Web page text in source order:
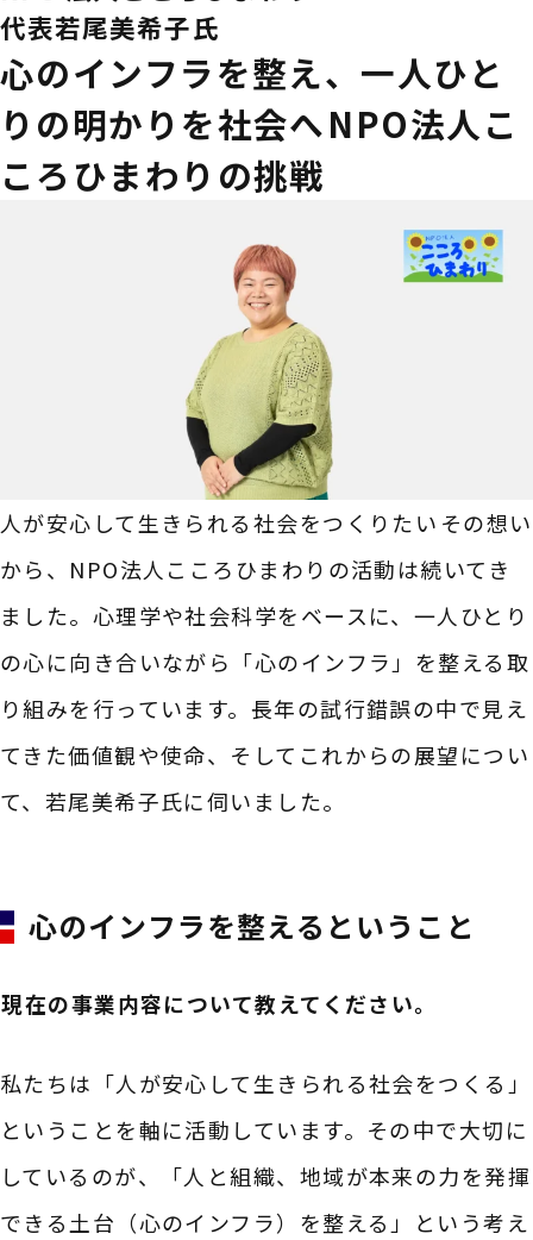
代表若尾美希子氏
心のインフラを整え、一人ひと
りの明かりを社会へ――NPO法人こ
ころひまわりの挑戦
人が安心して生きられる社会をつくりたい――その想い
から、NPO法人こころひまわりの活動は続いてき
ました。心理学や社会科学をベースに、一人ひとり
の心に向き合いながら「心のインフラ」を整える取
り組みを行っています。長年の試行錯誤の中で見え
てきた価値観や使命、そしてこれからの展望につい
て、若尾美希子氏に伺いました。
心のインフラを整えるということ
――現在の事業内容について教えてください。
私たちは「人が安心して生きられる社会をつくる」
ということを軸に活動しています。その中で大切に
しているのが、「人と組織、地域が本来の力を発揮
できる土台（心のインフラ）を整える」という考え